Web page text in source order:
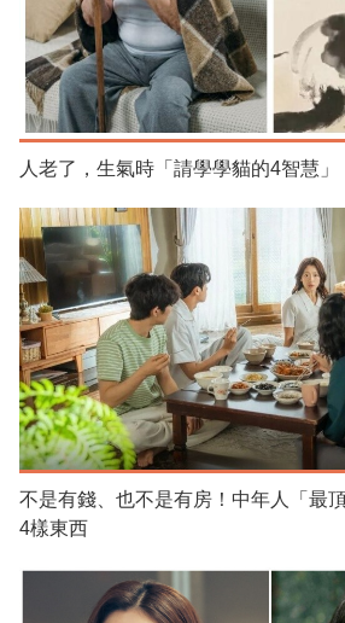
人老了，生氣時「請學學貓的4智慧」
不是有錢、也不是有房！中年人「最
4樣東西